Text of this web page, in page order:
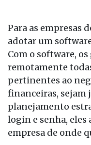
Para as empresas
adotar um
Com o software,
remotamente
pertinentes ao
financeiras, sejam
planejamento
login e senha, eles
empresa de onde